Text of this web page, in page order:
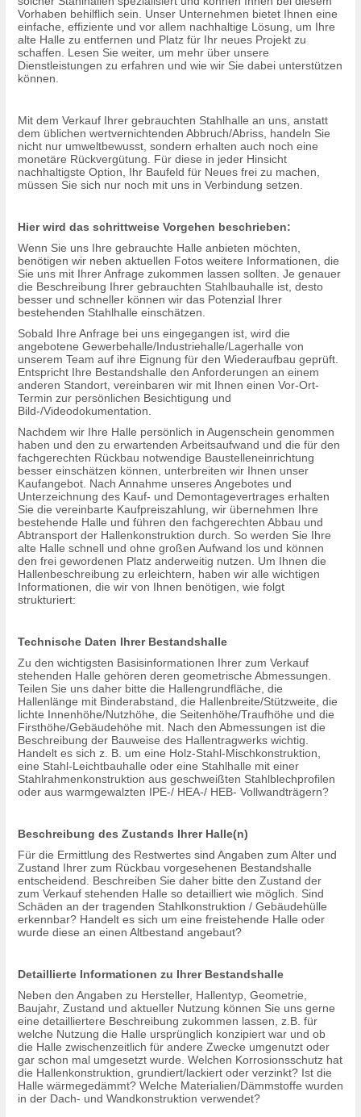
Vorhaben behilflich sein. Unser Unternehmen bietet Ihnen eine
einfache, effiziente und vor allem nachhaltige Lösung, um Ihre
alte Halle zu entfernen und Platz für Ihr neues Projekt zu
schaffen. Lesen Sie weiter, um mehr über unsere
Dienstleistungen zu erfahren und wie wir Sie dabei unterstützen
können.
Mit dem Verkauf Ihrer gebrauchten Stahlhalle an uns, anstatt
dem üblichen wertvernichtenden Abbruch/Abriss, handeln Sie
nicht nur umweltbewusst, sondern erhalten auch noch eine
monetäre Rückvergütung. Für diese in jeder Hinsicht
nachhaltigste Option, Ihr Baufeld für Neues frei zu machen,
müssen Sie sich nur noch mit uns in Verbindung setzen.
Hier wird das schrittweise Vorgehen beschrieben:
Wenn Sie uns Ihre gebrauchte Halle anbieten möchten,
benötigen wir neben aktuellen Fotos weitere Informationen, die
Sie uns mit Ihrer Anfrage zukommen lassen sollten. Je genauer
die Beschreibung Ihrer gebrauchten Stahlbauhalle ist, desto
besser und schneller können wir das Potenzial Ihrer
bestehenden Stahlhalle einschätzen.
Sobald Ihre Anfrage bei uns eingegangen ist, wird die
angebotene Gewerbehalle/Industriehalle/Lagerhalle von
unserem Team auf ihre Eignung für den Wiederaufbau geprüft.
Entspricht Ihre Bestandshalle den Anforderungen an einem
anderen Standort, vereinbaren wir mit Ihnen einen Vor-Ort-
Termin zur persönlichen Besichtigung und
Bild-/Videodokumentation.
Nachdem wir Ihre Halle persönlich in Augenschein genommen
haben und den zu erwartenden Arbeitsaufwand und die für den
fachgerechten Rückbau notwendige Baustelleneinrichtung
besser einschätzen können, unterbreiten wir Ihnen unser
Kaufangebot. Nach Annahme unseres Angebotes und
Unterzeichnung des Kauf- und Demontagevertrages erhalten
Sie die vereinbarte Kaufpreiszahlung, wir übernehmen Ihre
bestehende Halle und führen den fachgerechten Abbau und
Abtransport der Hallenkonstruktion durch. So werden Sie Ihre
alte Halle schnell und ohne großen Aufwand los und können
den frei gewordenen Platz anderweitig nutzen. Um Ihnen die
Hallenbeschreibung zu erleichtern, haben wir alle wichtigen
Informationen, die wir von Ihnen benötigen, wie folgt
strukturiert:
Technische Daten Ihrer Bestandshalle
Zu den wichtigsten Basisinformationen Ihrer zum Verkauf
stehenden Halle gehören deren geometrische Abmessungen.
Teilen Sie uns daher bitte die Hallengrundfläche, die
Hallenlänge mit Binderabstand, die Hallenbreite/Stützweite, die
lichte Innenhöhe/Nutzhöhe, die Seitenhöhe/Traufhöhe und die
Firsthöhe/Gebäudehöhe mit. Nach den Abmessungen ist die
Beschreibung der Bauweise des Hallentragwerks wichtig.
Handelt es sich z. B. um eine Holz-Stahl-Mischkonstruktion,
eine Stahl-Leichtbauhalle oder eine Stahlhalle mit einer
Stahlrahmenkonstruktion aus geschweißten Stahlblechprofilen
oder aus warmgewalzten IPE-/ HEA-/ HEB- Vollwandträgern?
Beschreibung des Zustands Ihrer Halle(n)
Für die Ermittlung des Restwertes sind Angaben zum Alter und
Zustand Ihrer zum Rückbau vorgesehenen Bestandshalle
entscheidend. Beschreiben Sie daher bitte den Zustand der
zum Verkauf stehenden Halle so detailliert wie möglich. Sind
Schäden an der tragenden Stahlkonstruktion / Gebäudehülle
erkennbar? Handelt es sich um eine freistehende Halle oder
wurde diese an einen Altbestand angebaut?
Detaillierte Informationen zu Ihrer Bestandshalle
Neben den Angaben zu Hersteller, Hallentyp, Geometrie,
Baujahr, Zustand und aktueller Nutzung können Sie uns gerne
eine detailliertere Beschreibung zukommen lassen, z.B. für
welche Nutzung die Halle ursprünglich konzipiert war und ob
die Halle zwischenzeitlich für andere Zwecke umgenutzt oder
gar schon mal umgesetzt wurde. Welchen Korrosionsschutz hat
die Hallenkonstruktion, grundiert/lackiert oder verzinkt? Ist die
Halle wärmegedämmt? Welche Materialien/Dämmstoffe wurden
in der Dach- und Wandkonstruktion verwendet?